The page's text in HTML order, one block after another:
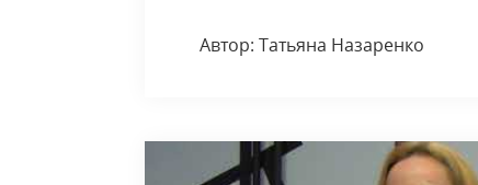
Автор: Татьяна Назаренко